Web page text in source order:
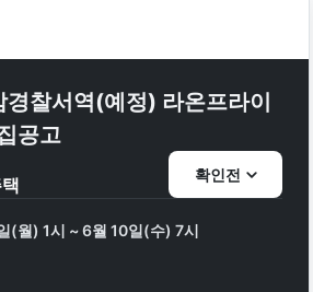
찰서역(예정) 라온프라이
공고
확인전
(월) 1시 ~ 6월 10일(수) 7시